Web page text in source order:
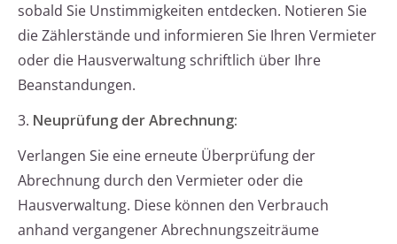
sobald Sie Unstimmigkeiten entdecken. Notieren Sie
die Zählerstände und informieren Sie Ihren Vermieter
oder die Hausverwaltung schriftlich über Ihre
Beanstandungen.
3. Neuprüfung der Abrechnung:
Verlangen Sie eine erneute Überprüfung der
Abrechnung durch den Vermieter oder die
Hausverwaltung. Diese können den Verbrauch
anhand vergangener Abrechnungszeiträume